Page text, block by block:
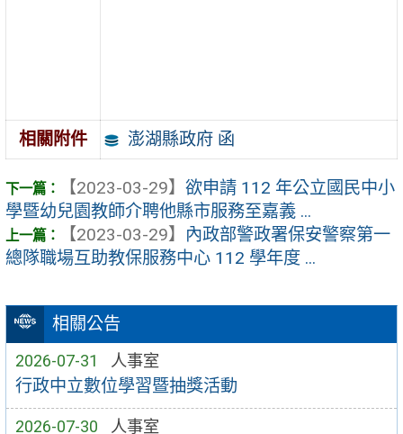
相關公告
2026-07-31 人事室
行政中立數位學習暨抽獎活動
2026-07-30 人事室
相關附件 澎湖縣政府 函
【2023-03-29】 欲申請 112 年公立國民中小
學暨幼兒園教師介聘他縣市服務至嘉義 ...
【2023-03-29】 內政部警政署保安警察第一
總隊職場互助教保服務中心 112 學年度 ...